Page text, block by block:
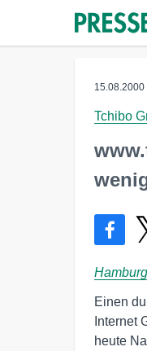
15.08.2000
Tchibo
Hamburg
Einen
Internet
heute